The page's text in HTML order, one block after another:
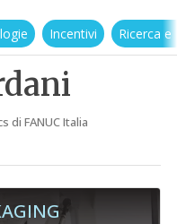
Incentivi Ricerca
di FANUC Italia